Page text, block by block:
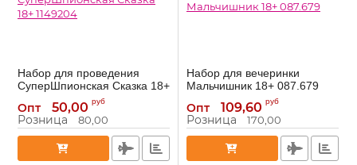
Набор для проведения
СуперШпионская Сказка 18+
Артикул: 1149204
Опт 50,00 руб
Розница 80,00
Набор для вечеринки
Мальчишник 18+ 087.679
Артикул: 087.679
Опт 109,60 руб
Розница 170,00